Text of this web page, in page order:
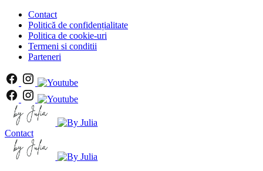
Contact
Politică de confidențialitate
Politica de cookie-uri
Termeni si conditii
Parteneri
Contact